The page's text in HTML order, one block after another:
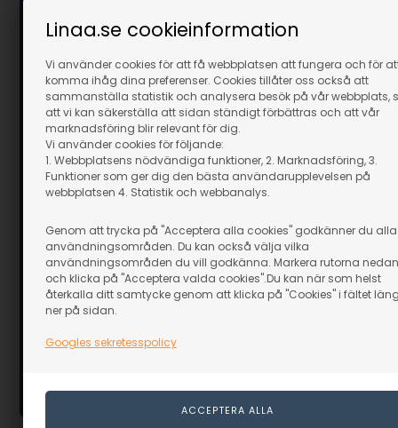
Linaa.se cookieinformation
Vi använder cookies för att få webbplatsen att fungera och för
komma ihåg dina preferenser. Cookies tillåter oss också att
sammanställa statistik och analysera besök på vår webbplats,
att vi kan säkerställa att sidan ständigt förbättras och att vår
marknadsföring blir relevant för dig.
Vi använder cookies för följande:
1. Webbplatsens nödvändiga funktioner, 2. Marknadsföring, 3.
Funktioner som ger dig den bästa användarupplevelsen på
webbplatsen 4. Statistik och webbanalys.
Genom att trycka på "Acceptera alla cookies" godkänner du alla
användningsområden. Du kan också välja vilka
användningsområden du vill godkänna. Markera rutorna nedan
och klicka på "Acceptera valda cookies".Du kan när som helst
återkalla ditt samtycke genom att klicka på "Cookies" i fältet
ner på sidan.
Googles sekretesspolicy
Härdningsugn - MH450
Beställningsvara
17.199,00 SEK
inkl. moms
Eventuellt leveranskostnader
Oljefärg - 12
I lager